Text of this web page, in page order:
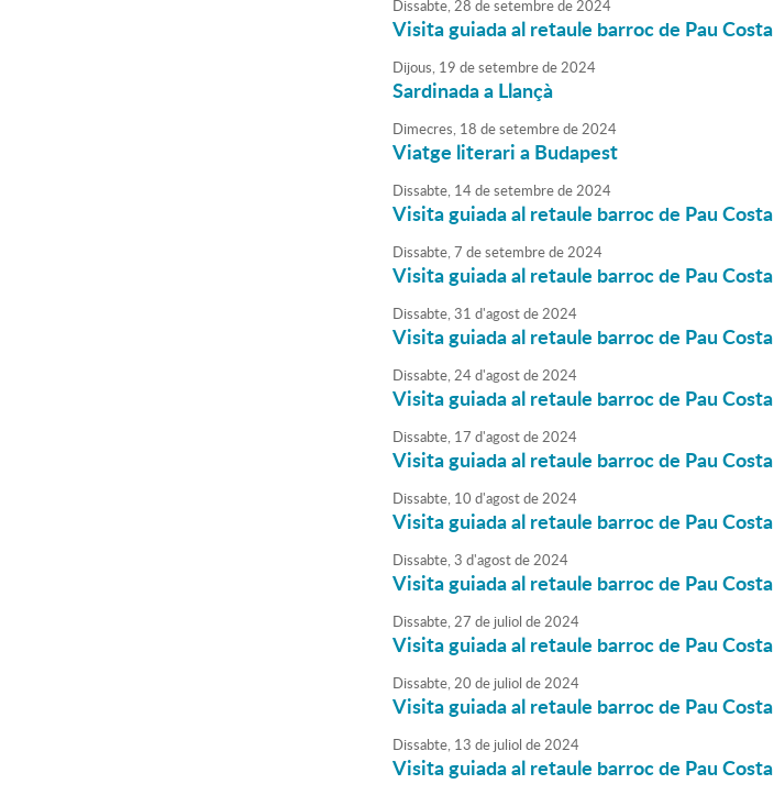
Dissabte,28 desetembrede2024
Visita guiada al retaule barroc de Pau Costa
Dijous, 19 desetembrede2024
Sardinada a Llançà
Dimecres, 18 desetembrede2024
Viatge literari a Budapest
Dissabte, 14desetembrede2024
Visita guiada al retaule barroc de Pau Costa
Dissabte,7 desetembrede2024
Visita guiada al retaule barroc de Pau Costa
Dissabte,31 d'agostde2024
Visita guiada al retaule barroc de Pau Costa
Dissabte,24d'agostde2024
Visita guiada al retaule barroc de Pau Costa
Dissabte, 17 d'agostde2024
Visita guiada al retaule barroc de Pau Costa
Dissabte, 10 d'agostde2024
Visita guiada al retaule barroc de Pau Costa
Dissabte,3 d'agostde2024
Visita guiada al retaule barroc de Pau Costa
Dissabte,27 de juliol de2024
Visita guiada al retaule barroc de Pau Costa
Dissabte,20 de juliol de2024
Visita guiada al retaule barroc de Pau Costa
Dissabte, 13 de juliol de2024
Visita guiada al retaule barroc de Pau Costa